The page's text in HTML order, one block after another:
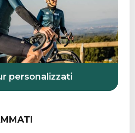
personalizzati